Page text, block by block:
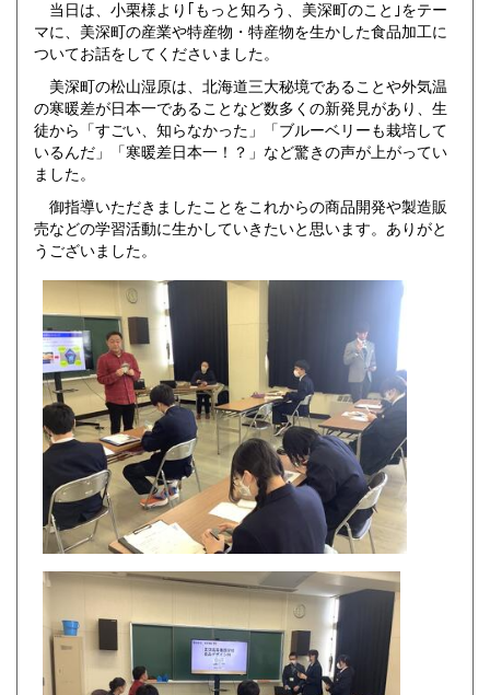
当日は、小栗様より｢もっと知ろう、美深町のこと｣をテー
マに、美深町の産業や特産物・特産物を生かした食品加工に
ついてお話をしてくださいました。
美深町の松山湿原は、北海道三大秘境であることや外気温
の寒暖差が日本一であることなど数多くの新発見があり、生
徒から「すごい、知らなかった」「ブルーベリーも栽培して
いるんだ」「寒暖差日本一！？」など驚きの声が上がってい
ました。
御指導いただきましたことをこれからの商品開発や製造販
売などの学習活動に生かしていきたいと思います。ありがと
うございました。